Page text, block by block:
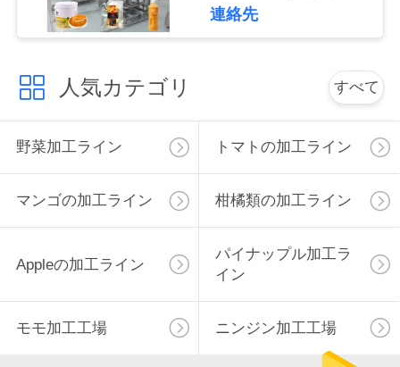
達
に
連
絡
な
さ
い
連絡先
人気カテゴリ すべて
野菜加工ライン トマトの加工ライン
マンゴの加工ライン 柑橘類の加工ライン
Appleの加工ライン
パイナップル加工ラ
イン
モモ加工工場 ニンジン加工工場